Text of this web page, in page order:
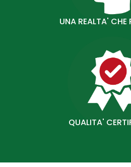
UNA REALTA' CHE
QUALITA'